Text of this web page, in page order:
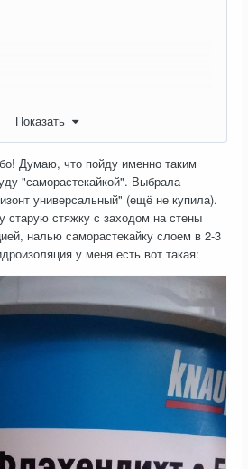
в первом ролике с 13-й
Показать
Думаю, что пойду именно таким
"саморастекайкой". Выбрала
универсальный" (ещё не купила).
стяжку с заходом на стены
налью саморастекайку слоем в 2-3
у меня есть вот такая: